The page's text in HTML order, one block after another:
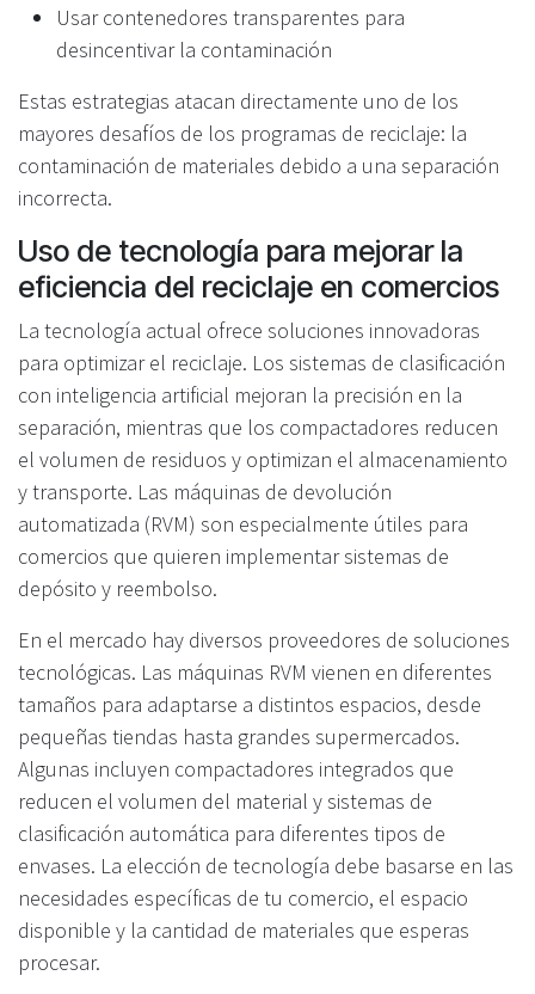
Usar contenedores transparentes para
desincentivar la contaminación
Estas estrategias atacan directamente uno de los
mayores desafíos de los programas de reciclaje: la
contaminación de materiales debido a una separación
incorrecta.
Uso de tecnología para mejorar la
eficiencia del reciclaje en comercios
La tecnología actual ofrece soluciones innovadoras
para optimizar el reciclaje. Los sistemas de clasificación
con inteligencia artificial mejoran la precisión en la
separación, mientras que los compactadores reducen
el volumen de residuos y optimizan el almacenamiento
y transporte. Las máquinas de devolución
automatizada (RVM) son especialmente útiles para
comercios que quieren implementar sistemas de
depósito y reembolso.
En el mercado hay diversos proveedores de soluciones
tecnológicas. Las máquinas RVM vienen en diferentes
tamaños para adaptarse a distintos espacios, desde
pequeñas tiendas hasta grandes supermercados.
Algunas incluyen compactadores integrados que
reducen el volumen del material y sistemas de
clasificación automática para diferentes tipos de
envases. La elección de tecnología debe basarse en las
necesidades específicas de tu comercio, el espacio
disponible y la cantidad de materiales que esperas
procesar.